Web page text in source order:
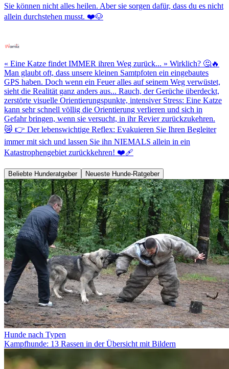
Sie können nicht alles heilen. Aber sie sorgen dafür, dass du es nicht
allein durchstehen musst. ❤️🐶
« Eine Katze findet IMMER ihren Weg zurück... » Wirklich? 🤔🔥
Man glaubt oft, dass unsere kleinen Samtpfoten ein eingebautes
GPS haben. Doch wenn ein Feuer alles auf seinem Weg verwüstet,
sieht die Realität ganz anders aus... Rauch, der Gerüche überdeckt,
zerstörte visuelle Orientierungspunkte, intensiver Stress: Eine Katze
kann sehr schnell völlig die Orientierung verlieren und sich in
Gefahr bringen, wenn sie versucht, in ihr Revier zurückzukehren.
😿 👉 Der lebenswichtige Reflex: Evakuieren Sie Ihren Begleiter
immer mit sich und lassen Sie ihn NIEMALS allein in ein
Katastrophengebiet zurückkehren! ❤️‍🩹
Beliebte Hunderatgeber Neueste Hunde-Ratgeber
Hunde nach Typen
Kampfhunde: 13 Rassen in der Übersicht mit Bildern